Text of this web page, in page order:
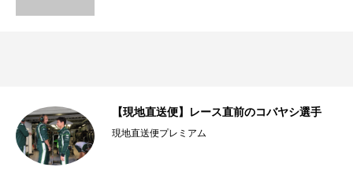
【現地直送便】レース直前のコバヤシ選手
現地直送便プレミアム